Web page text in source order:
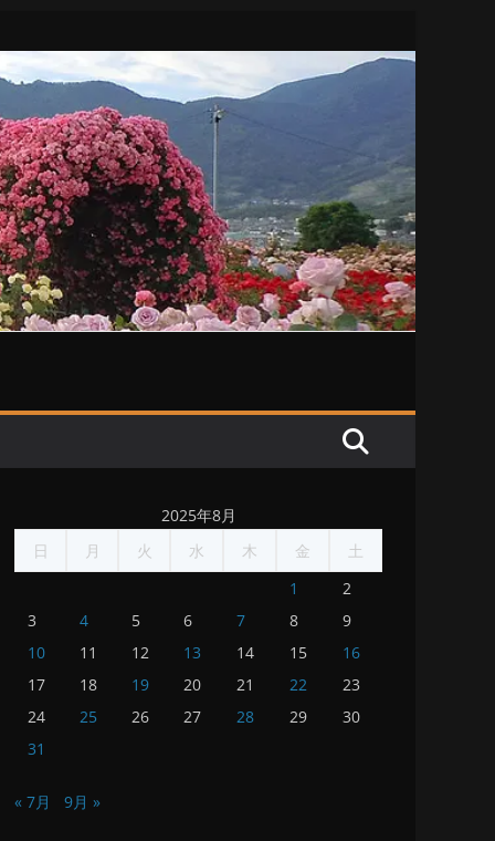
2025年8月
日
月 火 水 木 金
土
1
2
3
4 5 6 7 8
9
10
11 12 13 14 15
16
17
18 19 20 21 22
23
24
25 26 27 28 29
30
31
« 7月 9月 »